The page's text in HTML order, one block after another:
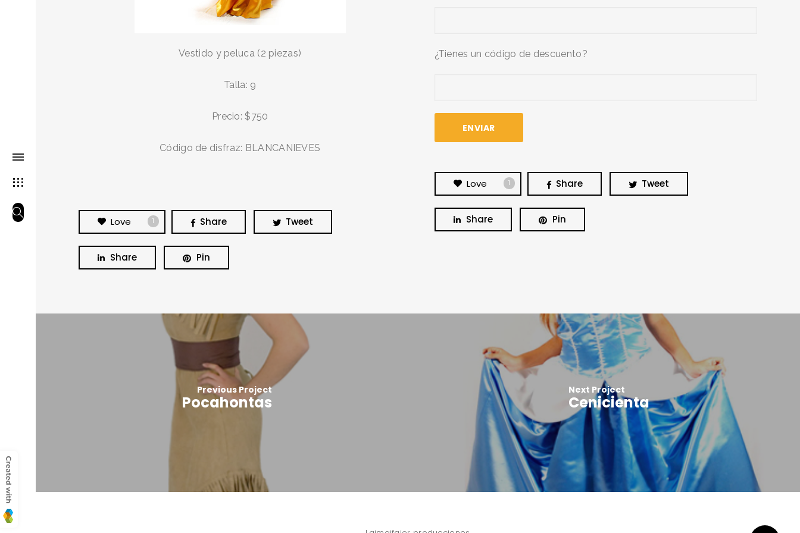
Vestido y peluca (2 piezas)
Talla: 9
Precio: $750
Código de disfraz: BLANCANIEVES
Love 1 Share Tweet
Share Pin
¿Tienes un código de descuento?
Love 1 Share Tweet
Share Pin
Previous Project
Pocahontas
Next Project
Cenicienta